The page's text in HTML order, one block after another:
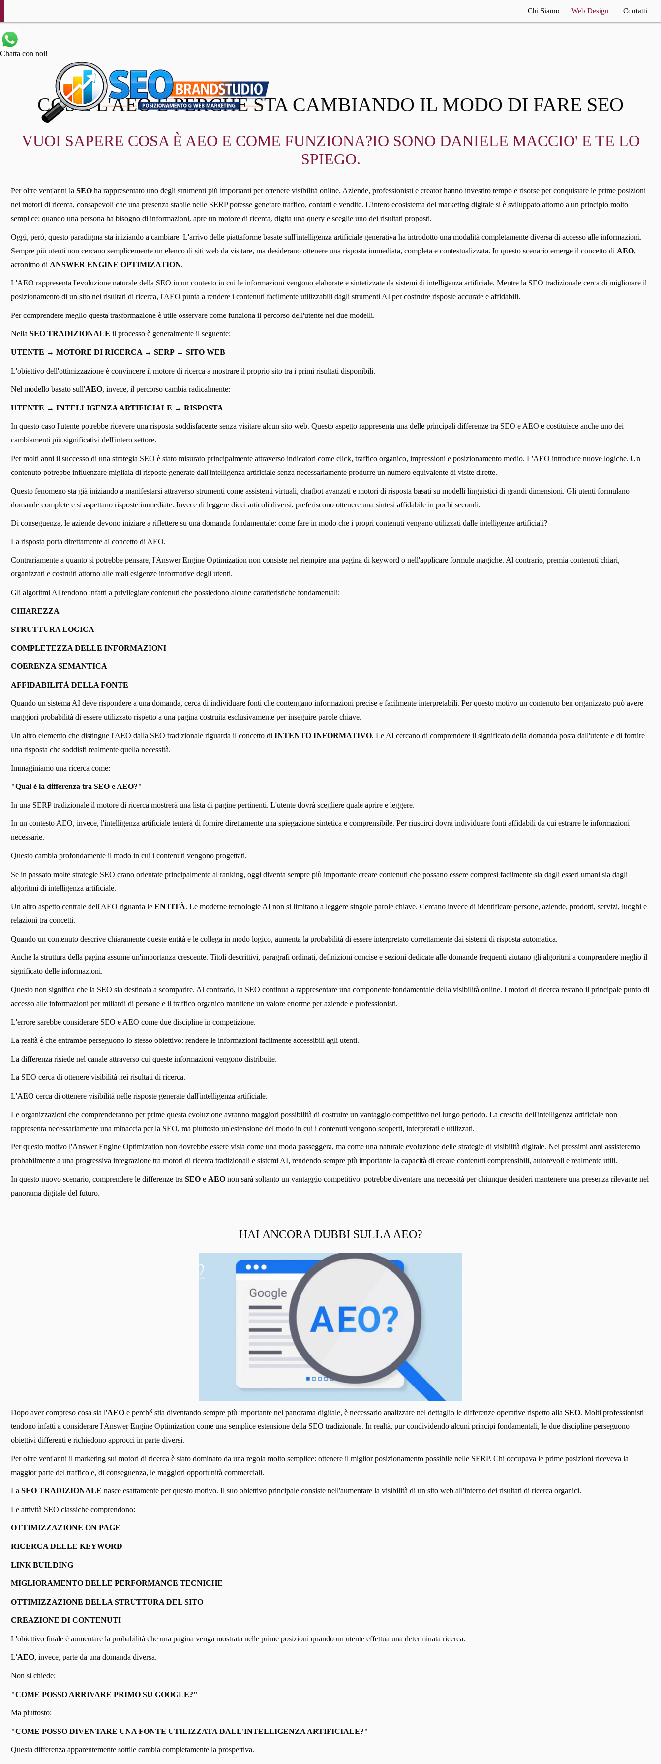
Chi Siamo Web Design Contatti
Chatta con noi!
COS'È L'AEO E PERCHÉ STA CAMBIANDO IL MODO DI FARE SEO
VUOI SAPERE COSA È AEO E COME FUNZIONA?IO SONO DANIELE MACCIO' E TE LO
SPIEGO.
Per oltre vent'anni la SEO ha rappresentato uno degli strumenti più importanti per ottenere visibilità online. Aziende, professionisti e creator hanno investito tempo e risorse per conquistare le prime posizioni
nei motori di ricerca, consapevoli che una presenza stabile nelle SERP potesse generare traffico, contatti e vendite. L'intero ecosistema del marketing digitale si è sviluppato attorno a un principio molto
semplice: quando una persona ha bisogno di informazioni, apre un motore di ricerca, digita una query e sceglie uno dei risultati proposti.
Oggi, però, questo paradigma sta iniziando a cambiare. L'arrivo delle piattaforme basate sull'intelligenza artificiale generativa ha introdotto una modalità completamente diversa di accesso alle informazioni.
Sempre più utenti non cercano semplicemente un elenco di siti web da visitare, ma desiderano ottenere una risposta immediata, completa e contestualizzata. In questo scenario emerge il concetto di AEO,
acronimo di ANSWER ENGINE OPTIMIZATION.
L'AEO rappresenta l'evoluzione naturale della SEO in un contesto in cui le informazioni vengono elaborate e sintetizzate da sistemi di intelligenza artificiale. Mentre la SEO tradizionale cerca di migliorare il
posizionamento di un sito nei risultati di ricerca, l'AEO punta a rendere i contenuti facilmente utilizzabili dagli strumenti AI per costruire risposte accurate e affidabili.
Per comprendere meglio questa trasformazione è utile osservare come funziona il percorso dell'utente nei due modelli.
Nella SEO TRADIZIONALE il processo è generalmente il seguente:
UTENTE → MOTORE DI RICERCA → SERP → SITO WEB
L'obiettivo dell'ottimizzazione è convincere il motore di ricerca a mostrare il proprio sito tra i primi risultati disponibili.
Nel modello basato sull'AEO, invece, il percorso cambia radicalmente:
UTENTE → INTELLIGENZA ARTIFICIALE → RISPOSTA
In questo caso l'utente potrebbe ricevere una risposta soddisfacente senza visitare alcun sito web. Questo aspetto rappresenta una delle principali differenze tra SEO e AEO e costituisce anche uno dei
cambiamenti più significativi dell'intero settore.
Per molti anni il successo di una strategia SEO è stato misurato principalmente attraverso indicatori come click, traffico organico, impressioni e posizionamento medio. L'AEO introduce nuove logiche. Un
contenuto potrebbe influenzare migliaia di risposte generate dall'intelligenza artificiale senza necessariamente produrre un numero equivalente di visite dirette.
Questo fenomeno sta già iniziando a manifestarsi attraverso strumenti come assistenti virtuali, chatbot avanzati e motori di risposta basati su modelli linguistici di grandi dimensioni. Gli utenti formulano
domande complete e si aspettano risposte immediate. Invece di leggere dieci articoli diversi, preferiscono ottenere una sintesi affidabile in pochi secondi.
Di conseguenza, le aziende devono iniziare a riflettere su una domanda fondamentale: come fare in modo che i propri contenuti vengano utilizzati dalle intelligenze artificiali?
La risposta porta direttamente al concetto di AEO.
Contrariamente a quanto si potrebbe pensare, l'Answer Engine Optimization non consiste nel riempire una pagina di keyword o nell'applicare formule magiche. Al contrario, premia contenuti chiari,
organizzati e costruiti attorno alle reali esigenze informative degli utenti.
Gli algoritmi AI tendono infatti a privilegiare contenuti che possiedono alcune caratteristiche fondamentali:
CHIAREZZA
STRUTTURA LOGICA
COMPLETEZZA DELLE INFORMAZIONI
COERENZA SEMANTICA
AFFIDABILITÀ DELLA FONTE
Quando un sistema AI deve rispondere a una domanda, cerca di individuare fonti che contengano informazioni precise e facilmente interpretabili. Per questo motivo un contenuto ben organizzato può avere
maggiori probabilità di essere utilizzato rispetto a una pagina costruita esclusivamente per inseguire parole chiave.
Un altro elemento che distingue l'AEO dalla SEO tradizionale riguarda il concetto di INTENTO INFORMATIVO. Le AI cercano di comprendere il significato della domanda posta dall'utente e di fornire
una risposta che soddisfi realmente quella necessità.
Immaginiamo una ricerca come:
"Qual è la differenza tra SEO e AEO?"
In una SERP tradizionale il motore di ricerca mostrerà una lista di pagine pertinenti. L'utente dovrà scegliere quale aprire e leggere.
In un contesto AEO, invece, l'intelligenza artificiale tenterà di fornire direttamente una spiegazione sintetica e comprensibile. Per riuscirci dovrà individuare fonti affidabili da cui estrarre le informazioni
necessarie.
Questo cambia profondamente il modo in cui i contenuti vengono progettati.
Se in passato molte strategie SEO erano orientate principalmente al ranking, oggi diventa sempre più importante creare contenuti che possano essere compresi facilmente sia dagli esseri umani sia dagli
algoritmi di intelligenza artificiale.
Un altro aspetto centrale dell'AEO riguarda le ENTITÀ. Le moderne tecnologie AI non si limitano a leggere singole parole chiave. Cercano invece di identificare persone, aziende, prodotti, servizi, luoghi e
relazioni tra concetti.
Quando un contenuto descrive chiaramente queste entità e le collega in modo logico, aumenta la probabilità di essere interpretato correttamente dai sistemi di risposta automatica.
Anche la struttura della pagina assume un'importanza crescente. Titoli descrittivi, paragrafi ordinati, definizioni concise e sezioni dedicate alle domande frequenti aiutano gli algoritmi a comprendere meglio il
significato delle informazioni.
Questo non significa che la SEO sia destinata a scomparire. Al contrario, la SEO continua a rappresentare una componente fondamentale della visibilità online. I motori di ricerca restano il principale punto di
accesso alle informazioni per miliardi di persone e il traffico organico mantiene un valore enorme per aziende e professionisti.
L'errore sarebbe considerare SEO e AEO come due discipline in competizione.
La realtà è che entrambe perseguono lo stesso obiettivo: rendere le informazioni facilmente accessibili agli utenti.
La differenza risiede nel canale attraverso cui queste informazioni vengono distribuite.
La SEO cerca di ottenere visibilità nei risultati di ricerca.
L'AEO cerca di ottenere visibilità nelle risposte generate dall'intelligenza artificiale.
Le organizzazioni che comprenderanno per prime questa evoluzione avranno maggiori possibilità di costruire un vantaggio competitivo nel lungo periodo. La crescita dell'intelligenza artificiale non
rappresenta necessariamente una minaccia per la SEO, ma piuttosto un'estensione del modo in cui i contenuti vengono scoperti, interpretati e utilizzati.
Per questo motivo l'Answer Engine Optimization non dovrebbe essere vista come una moda passeggera, ma come una naturale evoluzione delle strategie di visibilità digitale. Nei prossimi anni assisteremo
probabilmente a una progressiva integrazione tra motori di ricerca tradizionali e sistemi AI, rendendo sempre più importante la capacità di creare contenuti comprensibili, autorevoli e realmente utili.
In questo nuovo scenario, comprendere le differenze tra SEO e AEO non sarà soltanto un vantaggio competitivo: potrebbe diventare una necessità per chiunque desideri mantenere una presenza rilevante nel
panorama digitale del futuro.
HAI ANCORA DUBBI SULLA AEO?
Dopo aver compreso cosa sia l'AEO e perché stia diventando sempre più importante nel panorama digitale, è necessario analizzare nel dettaglio le differenze operative rispetto alla SEO. Molti professionisti
tendono infatti a considerare l'Answer Engine Optimization come una semplice estensione della SEO tradizionale. In realtà, pur condividendo alcuni principi fondamentali, le due discipline perseguono
obiettivi differenti e richiedono approcci in parte diversi.
Per oltre vent'anni il marketing sui motori di ricerca è stato dominato da una regola molto semplice: ottenere il miglior posizionamento possibile nelle SERP. Chi occupava le prime posizioni riceveva la
maggior parte del traffico e, di conseguenza, le maggiori opportunità commerciali.
La SEO TRADIZIONALE nasce esattamente per questo motivo. Il suo obiettivo principale consiste nell'aumentare la visibilità di un sito web all'interno dei risultati di ricerca organici.
Le attività SEO classiche comprendono:
OTTIMIZZAZIONE ON PAGE
RICERCA DELLE KEYWORD
LINK BUILDING
MIGLIORAMENTO DELLE PERFORMANCE TECNICHE
OTTIMIZZAZIONE DELLA STRUTTURA DEL SITO
CREAZIONE DI CONTENUTI
L'obiettivo finale è aumentare la probabilità che una pagina venga mostrata nelle prime posizioni quando un utente effettua una determinata ricerca.
L'AEO, invece, parte da una domanda diversa.
Non si chiede:
"COME POSSO ARRIVARE PRIMO SU GOOGLE?"
Ma piuttosto:
"COME POSSO DIVENTARE UNA FONTE UTILIZZATA DALL'INTELLIGENZA ARTIFICIALE?"
Questa differenza apparentemente sottile cambia completamente la prospettiva.